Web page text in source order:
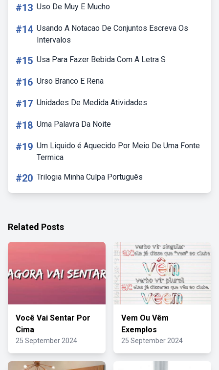
#13 Uso De Muy E Mucho
#14 Usando A Notacao De Conjuntos Escreva Os
Intervalos
#15 Usa Para Fazer Bebida Com A Letra S
#16 Urso Branco E Rena
#17 Unidades De Medida Atividades
#18 Uma Palavra Da Noite
#19 Um Liquido é Aquecido Por Meio De Uma Fonte
Termica
#20 Trilogia Minha Culpa Português
Related Posts
Você Vai Sentar Por
Cima
25 September 2024
Vem Ou Vêm
Exemplos
25 September 2024